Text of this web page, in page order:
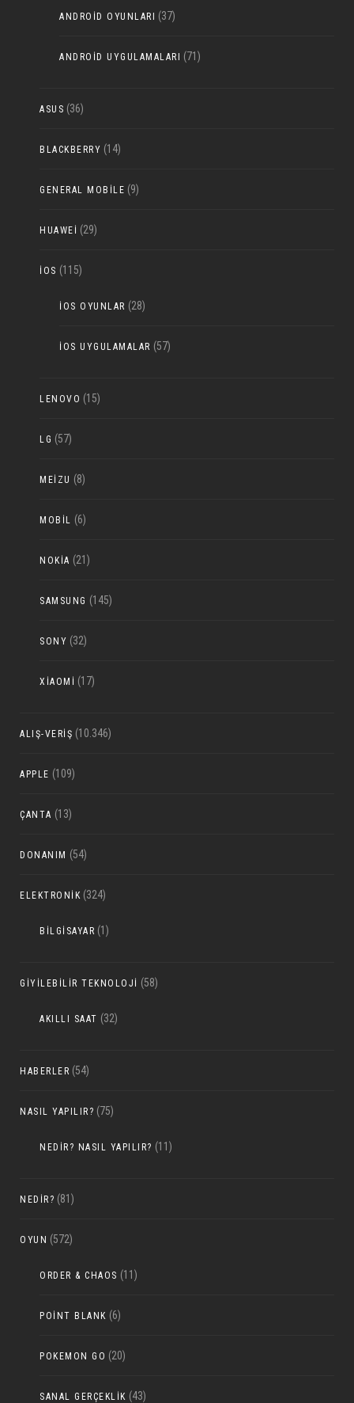
ANDROID OYUNLARI (37)
ANDROID UYGULAMALARI (71)
ASUS (36)
BLACKBERRY (14)
GENERAL MOBILE (9)
HUAWEI (29)
IOS (115)
IOS OYUNLAR (28)
IOS UYGULAMALAR (57)
LENOVO (15)
LG (57)
MEIZU (8)
MOBIL (6)
NOKIA (21)
SAMSUNG (145)
SONY (32)
XIAOMI (17)
ALIŞ-VERIŞ (10.346)
APPLE (109)
ÇANTA (13)
DONANIM (54)
ELEKTRONIK (324)
BILGISAYAR (1)
GIYILEBILIR TEKNOLOJI (58)
AKILLI SAAT (32)
HABERLER (54)
NASIL YAPILIR? (75)
NEDIR? NASIL YAPILIR? (11)
NEDIR? (81)
OYUN (572)
ORDER & CHAOS (11)
POINT BLANK (6)
POKEMON GO (20)
SANAL GERÇEKLIK (43)